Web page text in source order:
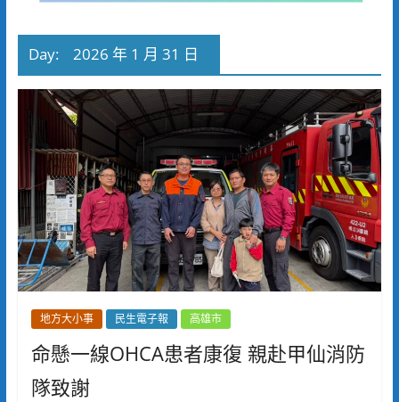
Day: 2026 年 1 月 31 日
地方大小事 民生電子報 高雄市
命懸一線OHCA患者康復 親赴甲仙消防
隊致謝